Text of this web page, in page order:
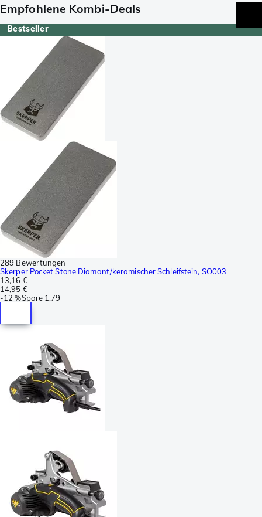
Empfohlene Kombi-Deals
Bestseller
289 Bewertungen
Skerper Pocket Stone Diamant/keramischer Schleifstein, SO003
13,16 €
14,95 €
-12 %Spare 1,79